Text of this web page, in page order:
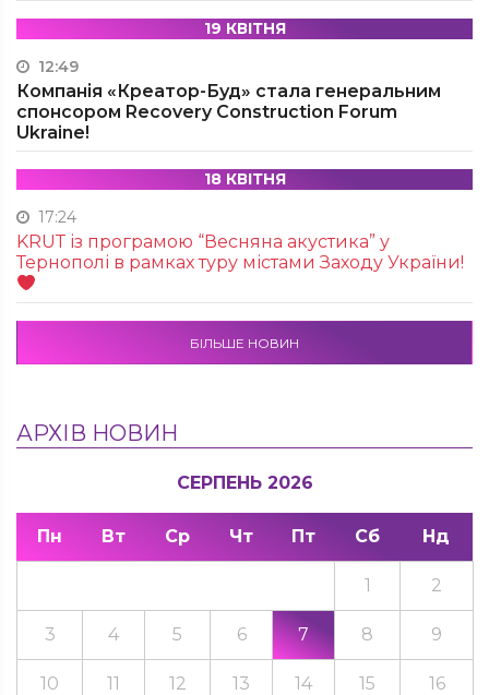
19 КВІТНЯ
12:49
Компанія «Креатор-Буд» стала генеральним
спонсором Recovery Construction Forum
Ukraine!
18 КВІТНЯ
17:24
KRUТ із програмою “Весняна акустика” у
Тернополі в рамках туру містами Заходу України!
БІЛЬШЕ НОВИН
АРХІВ НОВИН
СЕРПЕНЬ 2026
Пн Вт Ср Чт Пт Сб Нд
1 2
3 4 5 6 7 8 9
10 11 12 13 14 15 16